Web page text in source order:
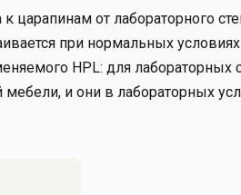
царапинам от лабораторного
при нормальных условиях
HPL: для лабораторных
и они в лабораторных